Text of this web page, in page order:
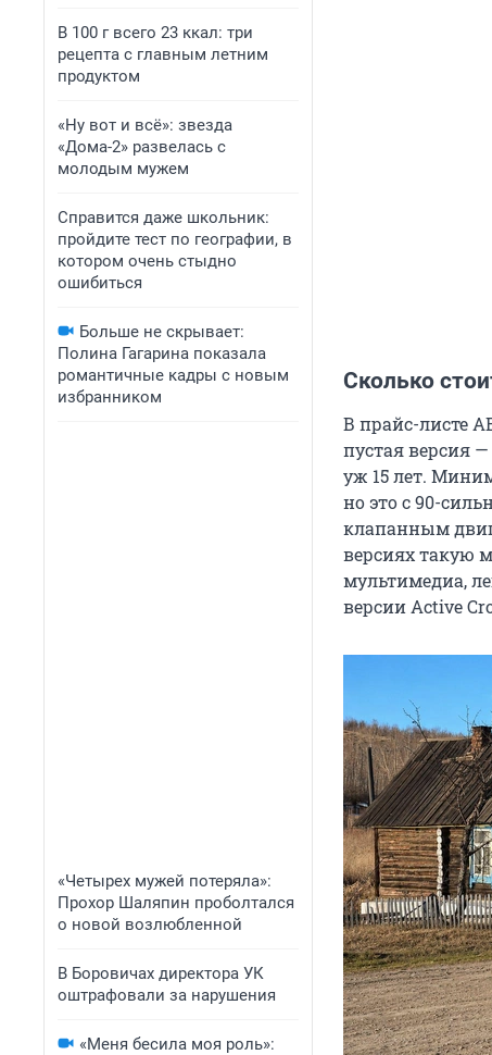
В 100 г всего 23 ккал: три
рецепта с главным летним
продуктом
«Ну вот и всё»: звезда
«Дома-2» развелась с
молодым мужем
Справится даже школьник:
пройдите тест по географии, в
котором очень стыдно
ошибиться
Больше не скрывает:
Полина Гагарина показала
романтичные кадры с новым
избранником
«Четырех мужей потеряла»:
Прохор Шаляпин проболтался
о новой возлюбленной
В Боровичах директора УК
оштрафовали за нарушения
«Меня бесила моя роль»:
Сколько
В прайс-листе
пустая версия
уж 15 лет.
но это с 90-
клапанным
версиях такую
мультимедиа,
версии Active